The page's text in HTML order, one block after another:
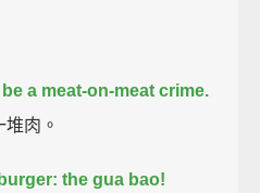
a meat-on-meat crime.
肉。
the gua bao!